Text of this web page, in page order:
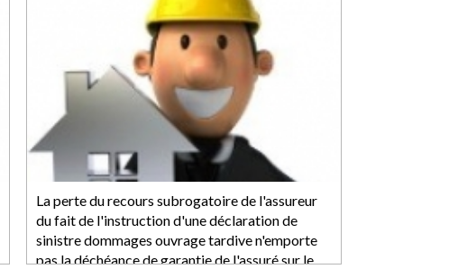
La perte du recours subrogatoire de l'assureur
du fait de l'instruction d'une déclaration de
sinistre dommages ouvrage tardive n'emporte
pas la déchéance de garantie de l'assuré sur le